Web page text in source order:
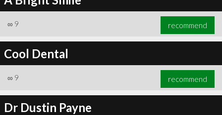
∞ 9 recommend
Cool Dental
∞ 9 recommend
Dr Dustin Payne